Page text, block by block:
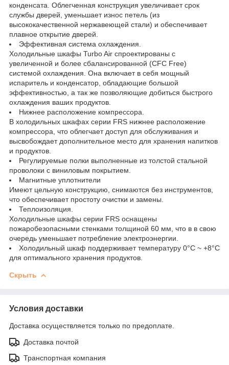
конденсата. Облегченная конструкция увеличивает срок
службы дверей, уменьшает износ петель (из
высококачественной нержавеющей стали) и обеспечивает
плавное открытие дверей.
Эффективная система охлаждения.
Холодильные шкафы Turbo Air спроектированы с
увеличенной и более сбалансированной (CFC Free)
системой охлаждения. Она включает в себя мощный
испаритель и конденсатор, обладающие большой
эффективностью, а так же позволяющие добиться быстрого
охлаждения ваших продуктов.
Нижнее расположение компрессора.
В холодильных шкафах серии FRS нижнее расположение
компрессора, что облегчает доступ для обслуживания и
высвобождает дополнительное место для хранения напитков
и продуктов.
Регулируемые полки выполненные из толстой стальной
проволоки с виниловым покрытием.
Магнитные уплотнители
Имеют цельную конструкцию, снимаются без инструментов,
что обеспечивает простоту очистки и замены.
Теплоизоляция.
Холодильные шкафы серии FRS оснащены
пожаробезопасными стенками толщиной 60 мм, что в в свою
очередь уменьшает потребление электроэнергии.
Холодильный шкаф поддерживает температуру 0°С ~ +8°С
для оптимального хранения продуктов.
Скрыть
Условия доставки
Доставка осуществляется только по предоплате.
Доставка почтой
Транспортная компания